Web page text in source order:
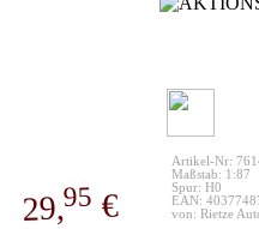
29,95 €
Artikel-Nr:
Maßstab: 1:87
Spur: H0
EAN:
von: Rietze